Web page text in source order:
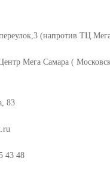
(напротив ТЦ
Мега Самара (
83
43 48